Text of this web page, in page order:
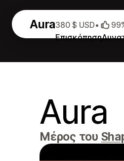
Aura
Επισκόπηση
380 $ USD•
Aura
Μέρος του